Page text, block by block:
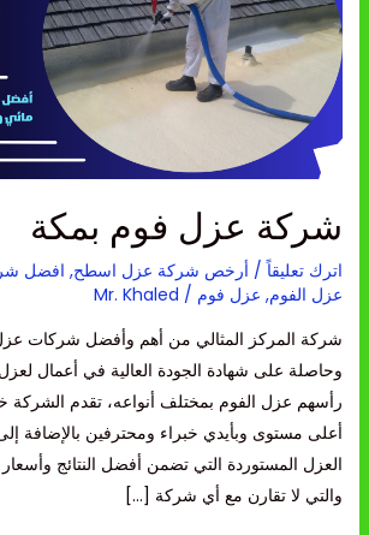
شركة عزل فوم بمكة
اترك تعليقاً / أرخص شركة عزل اسطح, افضل
عزل الفوم, عزل فوم /
Mr. Khaled
شركة المركز المثالي من أهم وأفضل شركات
وحاصلة على شهادة الجودة العالية في أعمال
رأسهم عزل الفوم بمختلف أنواعه، تقدم
أعلى مستوى وبأيدي خبراء ومحترفين بالإضافة
العزل المستوردة التي تضمن أفضل النتائج
والتي لا تقارن مع أي شركة […]
بمكة